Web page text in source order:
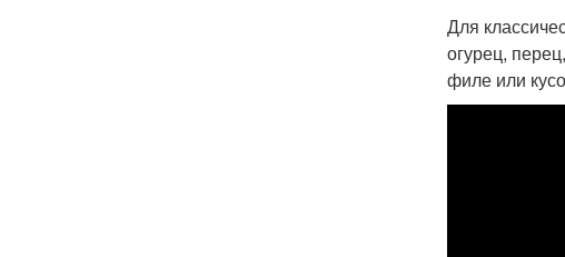
Для
огурец,
филе или